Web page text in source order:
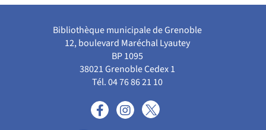
Bibliothèque municipale de Grenoble
12, boulevard Maréchal Lyautey
BP 1095
38021 Grenoble Cedex 1
Tél. 04 76 86 21 10